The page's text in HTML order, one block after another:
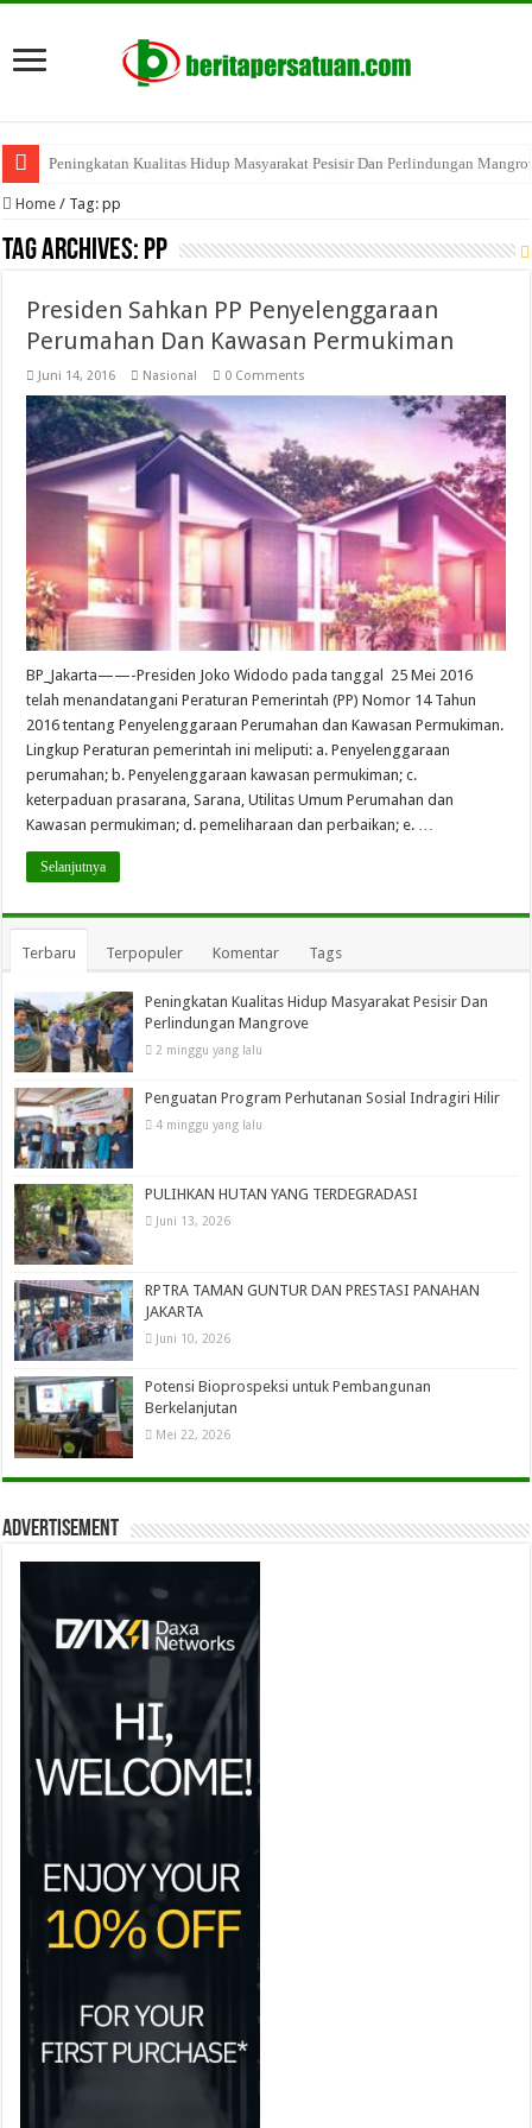
Peningkatan Kualitas Hidup Masyarakat Pesisir Dan Perlindungan
Penguatan Program Perhutanan Sosial Indragiri Hilir
Home / Tag:pp
Tag Archives: pp
Presiden Sahkan PP Penyelenggaraan
Perumahan Dan Kawasan Permukiman
Juni 14, 2016 Nasional 0 Comments
BP_Jakarta——-Presiden Joko Widodo pada tanggal 25 Mei 2016
telah menandatangani Peraturan Pemerintah (PP) Nomor 14 Tahun
2016 tentang Penyelenggaraan Perumahan dan Kawasan Permukiman.
Lingkup Peraturan pemerintah ini meliputi: a. Penyelenggaraan
perumahan; b. Penyelenggaraan kawasan permukiman; c.
keterpaduan prasarana, Sarana, Utilitas Umum Perumahan dan
Kawasan permukiman; d. pemeliharaan dan perbaikan; e. …
Selanjutnya
Terbaru Terpopuler Komentar Tags
Peningkatan Kualitas Hidup Masyarakat Pesisir Dan
Perlindungan Mangrove
2 minggu yang lalu
Penguatan Program Perhutanan Sosial Indragiri Hilir
4 minggu yang lalu
PULIHKAN HUTAN YANG TERDEGRADASI
Juni 13, 2026
RPTRA TAMAN GUNTUR DAN PRESTASI PANAHAN
JAKARTA
Juni 10, 2026
Potensi Bioprospeksi untuk Pembangunan
Berkelanjutan
Mei 22, 2026
Advertisement